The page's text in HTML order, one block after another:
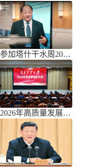
学校参加塔什干水周2026国际论坛
学校2026年高质量发展大会召开